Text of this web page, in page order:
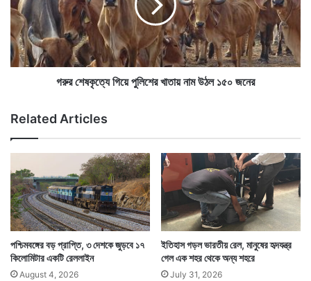
Tags Indian Railways Lockdown
ষ
কৃ
ত্যে
গি
য়ে
র
খা
তা
না
ম
উ
ঠ
ল
১
৫
গরুর শেষকৃত্যে গিয়ে পুলিশের খাতায় নাম উঠল ১৫০ জনের
Related Articles
পশ্চিমবঙ্গের বড় প্রাপ্তি, ৩ দেশকে জুড়বে ১৭
কিলোমিটার একটি রেললাইন
August 4, 2026
ইতিহাস গড়ল ভারতীয় রেল, মানুষের হৃদযন্ত্র
গেল এক শহর থেকে অন্য শহরে
July 31, 2026